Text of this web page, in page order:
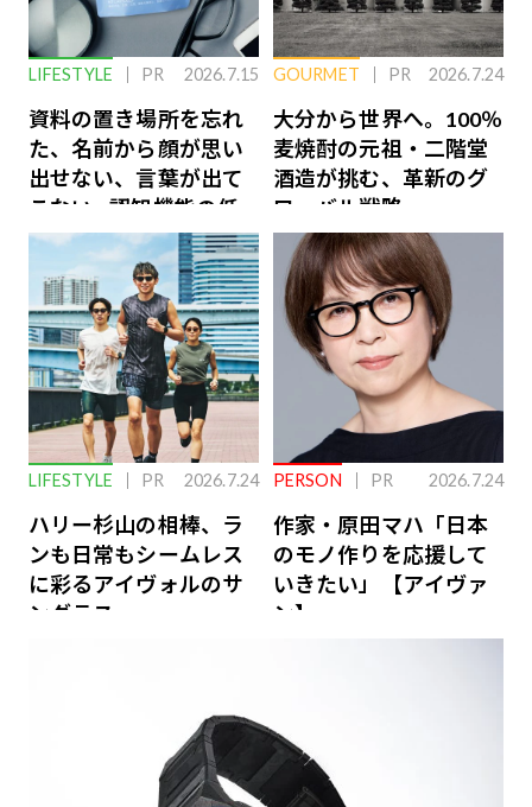
LIFESTYLE PR 2026.7.15
資料の置き場所を忘れ
た、名前から顔が思い
出せない、言葉が出て
こない…認知機能の低
下を救う、脳のインナ
ーケアとは
GOURMET PR 2026.7.24
大分から世界へ。100％
麦焼酎の元祖・二階堂
酒造が挑む、革新のグ
ローバル戦略
LIFESTYLE PR 2026.7.24
ハリー杉山の相棒、ラ
ンも日常もシームレス
に彩るアイヴォルのサ
ングラス
PERSON PR 2026.7.24
作家・原田マハ「日本
のモノ作りを応援して
いきたい」【アイヴァ
ン】